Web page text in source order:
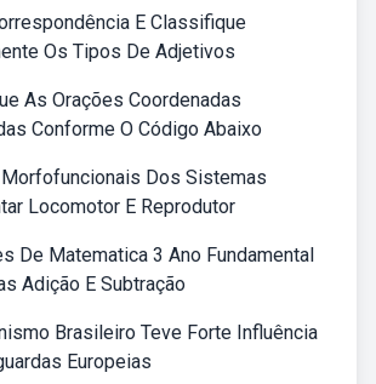
E Classifique
Os Tipos De Adjetivos
As Orações Coordenadas
Conforme O Código Abaixo
Dos Sistemas
Locomotor E Reprodutor
De Matematica 3 Ano Fundamental
Adição E Subtração
Brasileiro Teve Forte Influência
Europeias